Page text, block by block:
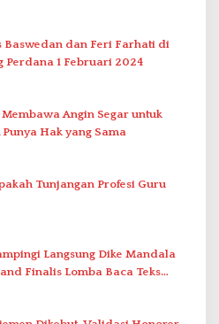
Baswedan dan Feri Farhati di
Perdana 1 Februari 2024
Angin Segar untuk
Punya Hak yang Sama
Tunjangan Profesi Guru
Finalis Lomba Baca Teks
Karno di Bali